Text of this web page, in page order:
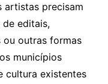
artistas precisam
editais,
ou outras formas
municípios
cultura existentes